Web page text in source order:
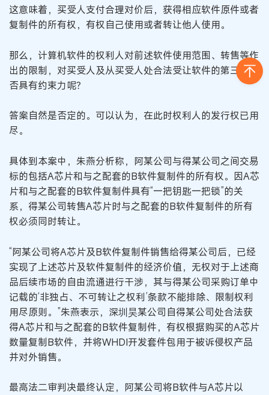
这意味着，买受人支付合理对价后，获得相应软件原件或者
复制件的所有权，有权自己使用或者转让他人使用。
那么，计算机软件的权利人对前述软件使用范围、转售等作
出的限制，对买受人及从买受人处合法受让软件的第三人是
否具有约束力呢？
答案自然是否定的。可以认为，在此时权利人的发行权已用
尽。
具体到本案中，朱燕分析称，阿某公司与得某公司之间交易
标的包括A芯片和与之配套的B软件复制件的所有权。因A芯
片和与之配套的B软件复制件具有“一把钥匙一把锁”的关
系，得某公司转售A芯片时与之配套的B软件复制件的所有
权必须同时转让。
“阿某公司将A芯片及B软件复制件销售给得某公司后，已经
实现了上述芯片及软件复制件的经济价值，无权对于上述商
品后续市场的自由流通进行干涉，其与得某公司采购订单中
记载的‘非独占、不可转让之权利’条款不能排除、限制权利
用尽原则。”朱燕表示，深圳昊某公司自得某公司处合法获
得A芯片和与之配套的B软件复制件，有权根据购买的A芯片
数量复制B软件，并将WHDI开发套件包用于被诉侵权产品
并对外销售。
最高法二审判决最终认定，阿某公司将B软件与A芯片以